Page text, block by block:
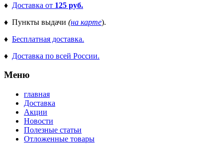
♦ Доставка от 125 руб.
♦ Пункты выдачи (на карте).
♦ Бесплатная доставка.
♦ Доставка по всей России.
Меню
главная
Доставка
Акции
Новости
Полезные статьи
Отложенные товары